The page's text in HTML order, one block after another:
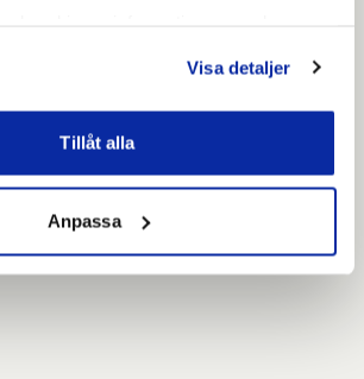
använt deras tjänster.
Visa detaljer
Tillåt alla
Anpassa